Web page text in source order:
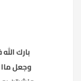
بارك
وجعل